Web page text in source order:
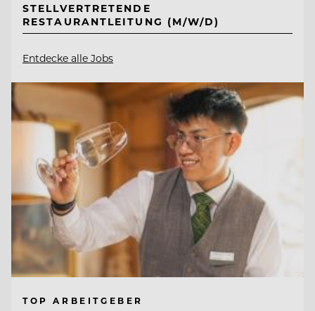
STELLVERTRETENDE
RESTAURANTLEITUNG (M/W/D)
Entdecke alle Jobs
TOP ARBEITGEBER